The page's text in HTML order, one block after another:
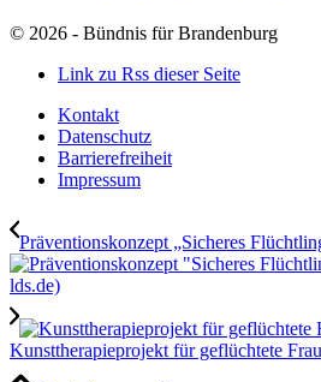
© 2026 - Bündnis für Brandenburg
Link zu Rss dieser Seite
Kontakt
Datenschutz
Barrierefreiheit
Impressum
Präventionskonzept „Sicheres
Kunsttherapieprojekt für geflüchtete